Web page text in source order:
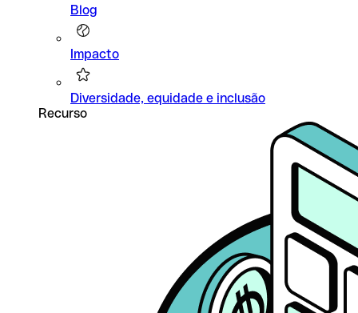
Blog
Impacto
Diversidade, equidade e inclusão
Recurso